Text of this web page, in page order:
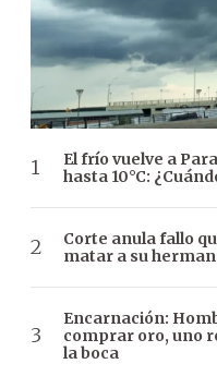
El frío vuelve a
hasta 10°C:
Corte anula fallo
matar a su
Encarnación:
comprar oro, uno
la boca